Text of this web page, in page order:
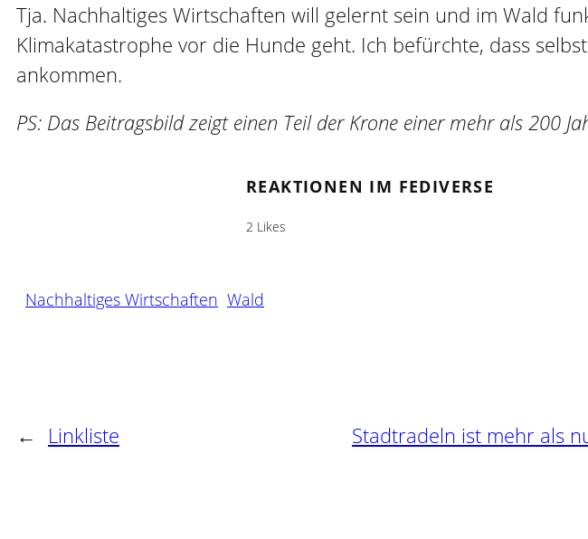
Tja. Nachhaltiges Wirtschaften will gelernt sein und im Wald
Klimakatastrophe vor die Hunde geht. Ich befürchte, dass
ankommen.
PS: Das Beitragsbild zeigt einen Teil der Krone einer mehr als 200
REAKTIONEN IM FEDIVERSE
2 Likes
Nachhaltiges Wirtschaften Wald
← Linkliste Stadtradeln ist mehr als